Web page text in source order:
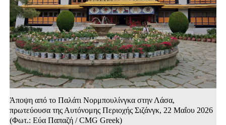
Άποψη από το Παλάτι Νορμπουλίνγκα στην Λάσα,
πρωτεύουσα της Αυτόνομης Περιοχής Σιζάνγκ, 22 Μαΐου 2026
(Φωτ.: Εύα Παπαζή / CMG Greek)